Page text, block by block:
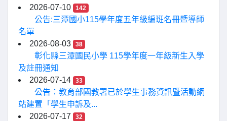
2026-07-10
142
公告:三潭國小115學年度五年級編班名冊暨導師
名單
2026-08-03
38
彰化縣三潭國民小學 115學年度一年級新生入學
及註冊通知
2026-07-14
33
公告：教育部國教署已於學生事務資訊暨活動網
站建置「學生申訴及...
2026-07-17
32